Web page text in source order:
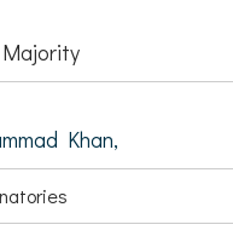
Khan,